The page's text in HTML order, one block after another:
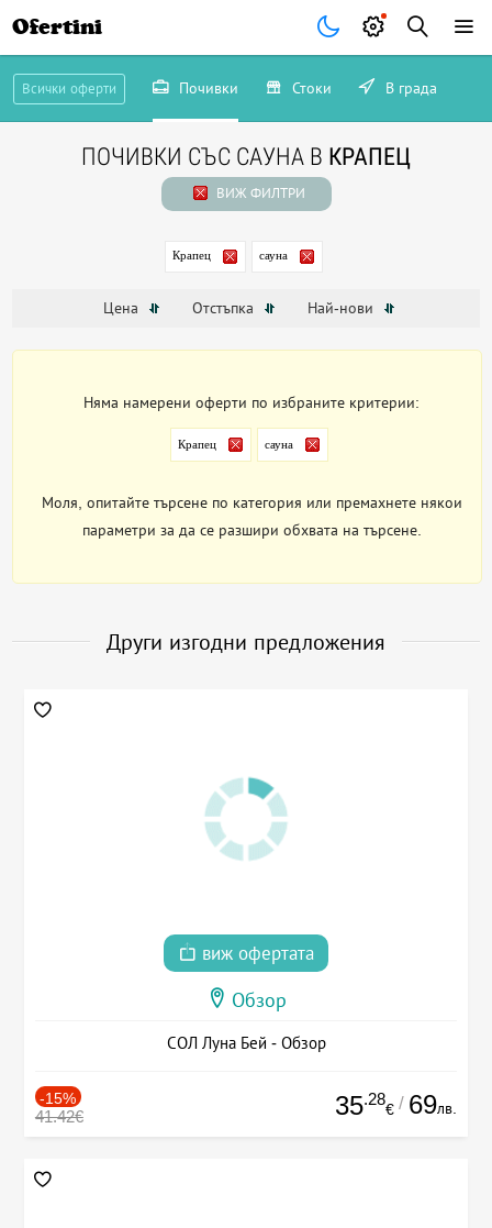
Ofertini
Всички оферти Почивки Стоки В града
ПОЧИВКИ СЪС САУНА В КРАПЕЦ
ВИЖ ФИЛТРИ
Крапец сауна
Цена Отстъпка Най-нови
Няма намерени оферти по избраните критерии:
Крапец сауна
Моля, опитайте търсене по категория или премахнете някои
параметри за да се разшири обхвата на търсене.
Други изгодни предложения
виж офертата
Обзор
СОЛ Луна Бей - Обзор
-15%
41.42€ 35.28
€ / 69лв.